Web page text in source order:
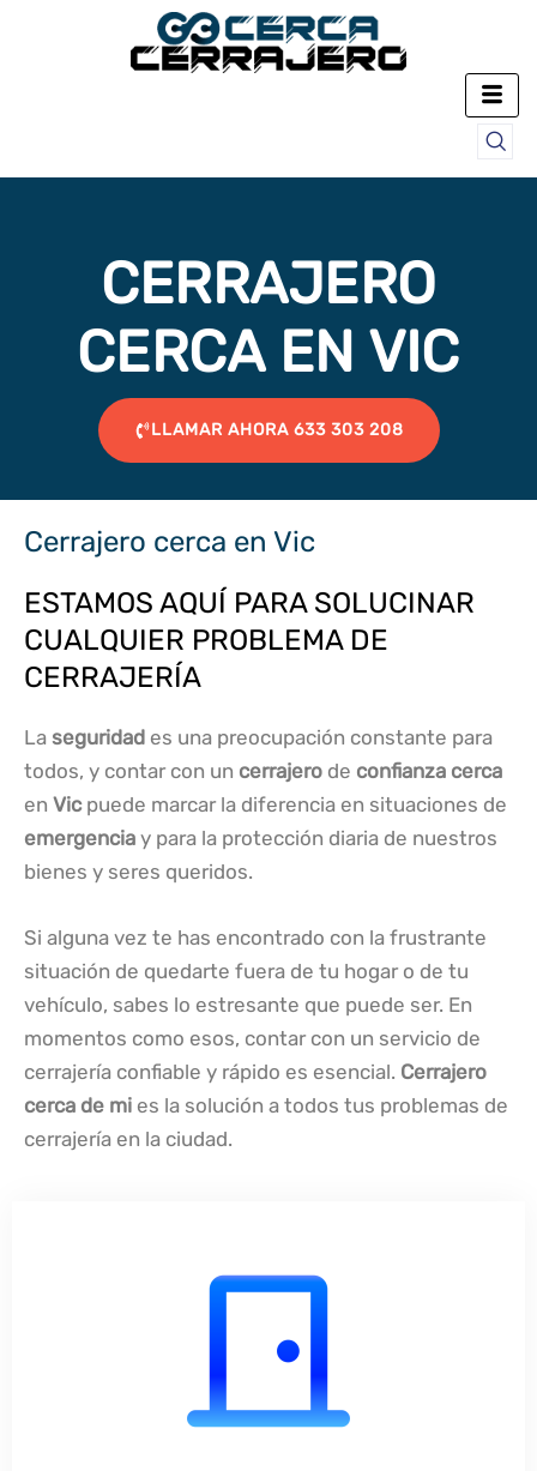
CERRAJERO
CERCA EN VIC
LLAMAR AHORA 633 303 208
Cerrajero cerca en Vic
ESTAMOS AQUÍ PARA SOLUCINAR
CUALQUIER PROBLEMA DE
CERRAJERÍA
La seguridad es una preocupación constante para
todos, y contar con un cerrajero de confianza cerca
en Vicpuede marcar la diferencia en situaciones de
emergencia y para la protección diaria de nuestros
bienes y seres queridos.
Si alguna vez te has encontrado con la frustrante
situación de quedarte fuera de tu hogar o de tu
vehículo, sabes lo estresante que puede ser. En
momentos como esos, contar con un servicio de
cerrajería confiable y rápido es esencial. Cerrajero
cerca de mi es la solución a todos tus problemas de
cerrajería en la ciudad.